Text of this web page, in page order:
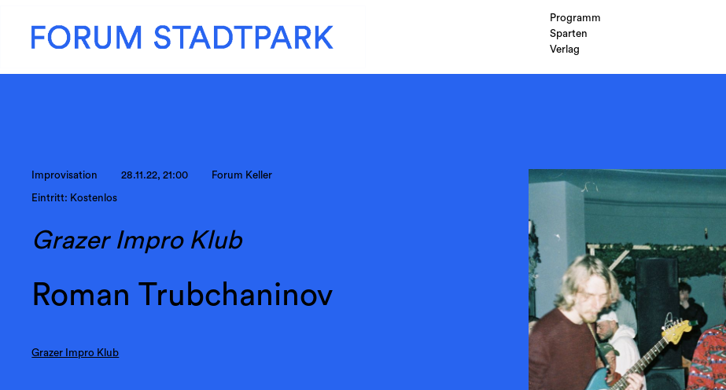
Programm
Sparten
Verlag
Improvisation 28.11.22, 21:00 Forum Keller
Eintritt: Kostenlos
Grazer Impro Klub
Roman Trubchaninov
Grazer Impro Klub